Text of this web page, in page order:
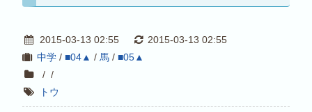
2015-03-13 02:55
2015-03-13 02:55
中学/ ■04▲ / 馬/ ■05▲
/ /
トウ